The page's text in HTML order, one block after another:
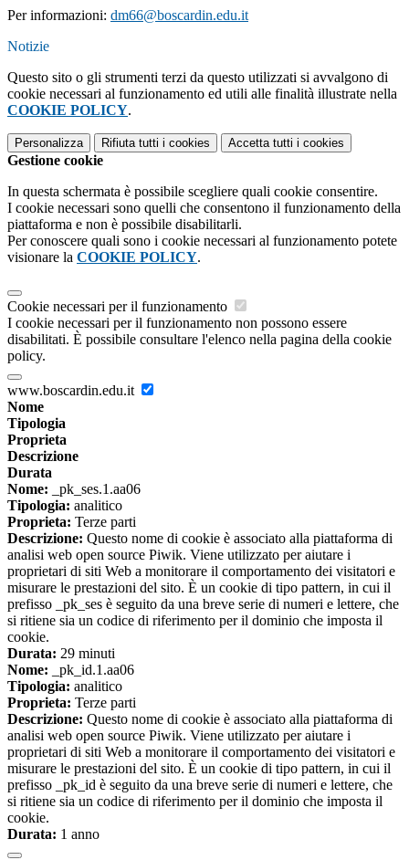
Per informazioni: dm66@boscardin.edu.it
Notizie
Questo sito o gli strumenti terzi da questo utilizzati si avvalgono di
cookie necessari al funzionamento ed utili alle finalità illustrate nella
COOKIE POLICY.
Personalizza Rifiuta tutti i cookies Accetta tutti i cookies
Gestione cookie
In questa schermata è possibile scegliere quali cookie consentire.
I cookie necessari sono quelli che consentono il funzionamento della
piattaforma e non è possibile disabilitarli.
Per conoscere quali sono i cookie necessari al funzionamento potete
visionare la COOKIE POLICY.
Cookie necessari per il funzionamento
I cookie necessari per il funzionamento non possono essere
disabilitati. È possibile consultare l'elenco nella pagina della cookie
policy.
www.boscardin.edu.it
Nome
Tipologia
Proprieta
Descrizione
Durata
Nome: _pk_ses.1.aa06
Tipologia: analitico
Proprieta: Terze parti
Descrizione: Questo nome di cookie è associato alla piattaforma di
analisi web open source Piwik. Viene utilizzato per aiutare i
proprietari di siti Web a monitorare il comportamento dei visitatori e
misurare le prestazioni del sito. È un cookie di tipo pattern, in cui il
prefisso _pk_ses è seguito da una breve serie di numeri e lettere, che
si ritiene sia un codice di riferimento per il dominio che imposta il
cookie.
Durata: 29 minuti
Nome: _pk_id.1.aa06
Tipologia: analitico
Proprieta: Terze parti
Descrizione: Questo nome di cookie è associato alla piattaforma di
analisi web open source Piwik. Viene utilizzato per aiutare i
proprietari di siti Web a monitorare il comportamento dei visitatori e
misurare le prestazioni del sito. È un cookie di tipo pattern, in cui il
prefisso _pk_id è seguito da una breve serie di numeri e lettere, che
si ritiene sia un codice di riferimento per il dominio che imposta il
cookie.
Durata: 1 anno